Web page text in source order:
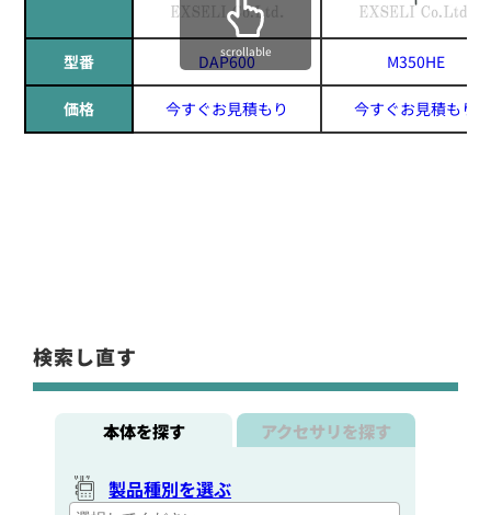
型番 DAP600 M350HE
価格 今すぐお見積もり 今すぐお見積もり
scrollable
検索し直す
本体を探す アクセサリを探す
製品種別を選ぶ